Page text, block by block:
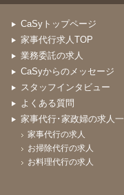
CaSyトップページ
家事代行求人TOP
業務委託の求人
CaSyからのメッセージ
スタッフインタビュー
よくある質問
家事代行･家政婦の求人
家事代行の求人
お掃除代行の求人
お料理代行の求人